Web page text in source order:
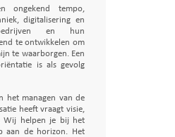
ongekend tempo,
digitalisering en
en hun
te ontwikkelen om
te waarborgen. Een
is als gevolg
het managen van de
heeft vraagt visie,
Wij helpen je bij het
aan de horizon. Het